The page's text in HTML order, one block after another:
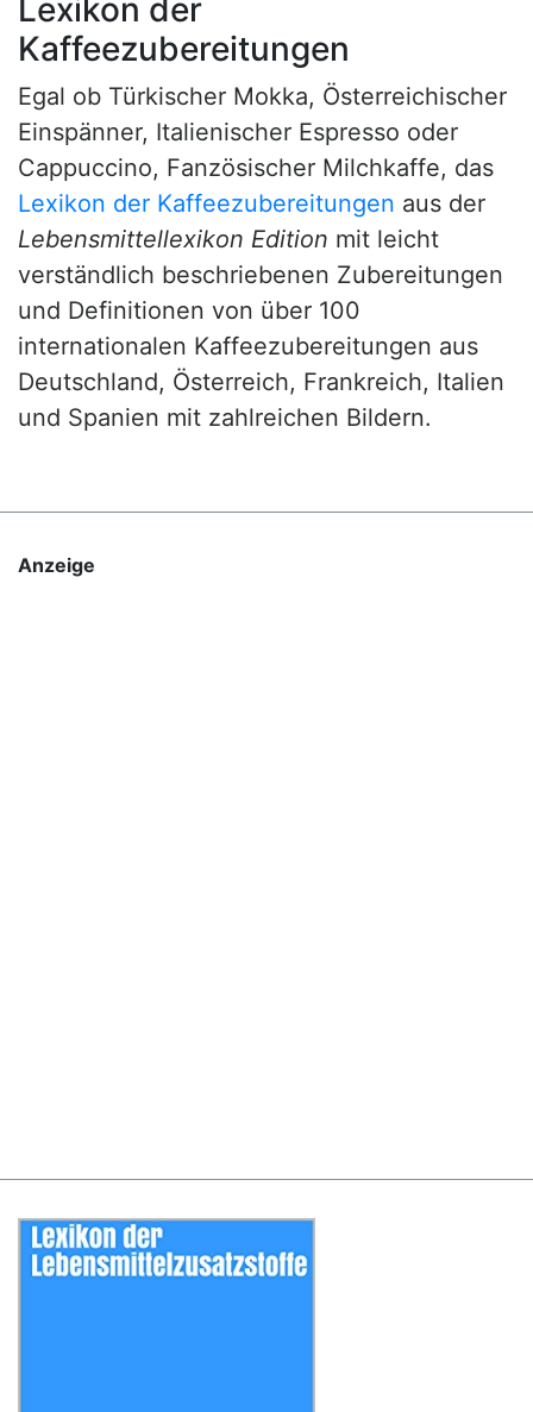
Lexikon der
Kaffeezubereitungen
Egal ob Türkischer Mokka, Österreichischer
Einspänner, Italienischer Espresso oder
Cappuccino, Fanzösischer Milchkaffe, das
Lexikon der Kaffeezubereitungen aus der
Lebensmittellexikon Edition mit leicht
verständlich beschriebenen Zubereitungen
und Definitionen von über 100
internationalen Kaffeezubereitungen aus
Deutschland, Österreich, Frankreich, Italien
und Spanien mit zahlreichen Bildern.
Anzeige